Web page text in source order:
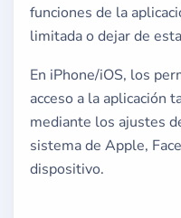
funciones de la
limitada o dejar de
En iPhone/iOS, los
acceso a la aplicación
mediante los ajustes
sistema de Apple,
dispositivo.